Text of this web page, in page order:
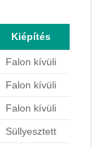
Falon kívüli
Falon kívüli
Falon kívüli
Süllyesztett
Kiépítés